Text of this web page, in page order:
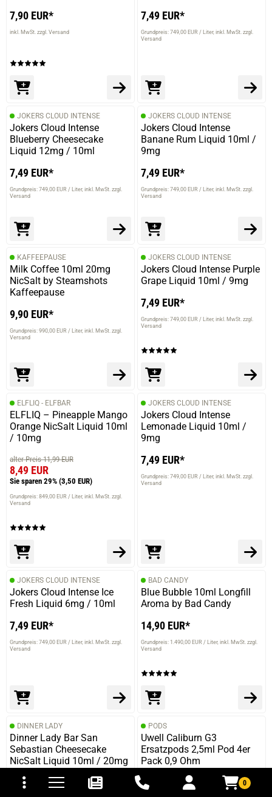
0
und Versandkosten
7,90 EUR*
inkl. MwSt. zzgl. Versand
7,49 EUR*
Grundpreis: 749,00 EUR / Liter inkl. MwSt. zzgl.
Versand
JOKERS CLOUD INTENSE
Jokers Cloud Intense
Blueberry Cheesecake
Liquid 12mg / 10ml
7,49 EUR*
Grundpreis: 749,00 EUR / Liter inkl. MwSt. zzgl.
Versand
JOKERS CLOUD INTENSE
Jokers Cloud Intense
Banane Rum Liquid 10ml /
9mg
7,49 EUR*
Grundpreis: 749,00 EUR / Liter inkl. MwSt. zzgl.
Versand
KAFFEEPAUSE
Milk Coffee 10ml 20mg
NicSalt by Steamshots
Kaffeepause
9,90 EUR*
Grundpreis: 990,00 EUR / Liter inkl. MwSt. zzgl.
Versand
JOKERS CLOUD INTENSE
Jokers Cloud Intense Purple
Grape Liquid 10ml / 9mg
7,49 EUR*
Grundpreis: 749,00 EUR / Liter inkl. MwSt. zzgl.
Versand
ELFLIQ - ELFBAR
ELFLIQ – Pineapple Mango
Orange NicSalt Liquid 10ml
/ 10mg
alter Preis 11,99 EUR
8,49 EUR
Sie sparen 29% (3,50 EUR)
Grundpreis: 849,00 EUR / Liter inkl. MwSt. zzgl.
Versand
JOKERS CLOUD INTENSE
Jokers Cloud Intense
Lemonade Liquid 10ml /
9mg
7,49 EUR*
Grundpreis: 749,00 EUR / Liter inkl. MwSt. zzgl.
Versand
JOKERS CLOUD INTENSE
Jokers Cloud Intense Ice
Fresh Liquid 6mg / 10ml
7,49 EUR*
Grundpreis: 749,00 EUR / Liter inkl. MwSt. zzgl.
Versand
BAD CANDY
Blue Bubble 10ml Longfill
Aroma by Bad Candy
14,90 EUR*
Grundpreis: 1.490,00 EUR / Liter inkl. MwSt. zzgl.
Versand
DINNER LADY
Dinner Lady Bar San
Sebastian Cheesecake
NicSalt Liquid 10ml / 20mg
9,50 EUR*
PODS
Uwell Caliburn G3
Ersatzpods 2,5ml Pod 4er
Pack 0,9 Ohm
12,90 EUR*